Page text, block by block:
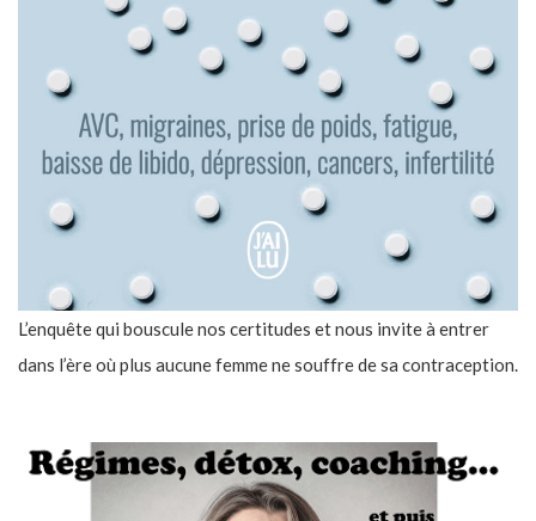
L’enquête qui bouscule nos certitudes et nous invite à entrer
dans l’ère où plus aucune femme ne souffre de sa contraception.